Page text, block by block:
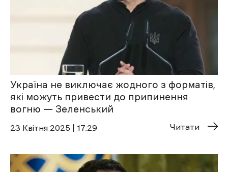
Україна не виключає жодного з форматів,
які можуть привести до припинення
вогню — Зеленський
23 Квітня 2025 | 17:29 Читати